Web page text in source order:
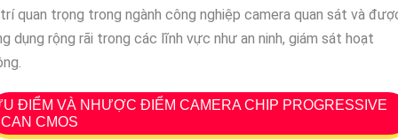
quan trọng trong ngành công nghiệp camera quan sát và
dụng rộng rãi trong các lĩnh vực như an ninh, giám sát hoạt
ĐIỂM VÀ NHƯỢC ĐIỂM CAMERA CHIP PROGRESSIVE
CMOS